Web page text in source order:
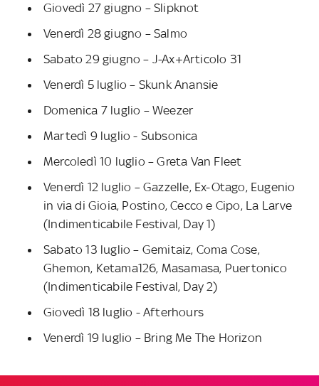
Giovedì 27 giugno – Slipknot
Venerdì 28 giugno – Salmo
Sabato 29 giugno – J-Ax+Articolo 31
Venerdì 5 luglio – Skunk Anansie
Domenica 7 luglio – Weezer
Martedì 9 luglio - Subsonica
Mercoledì 10 luglio – Greta Van Fleet
Venerdì 12 luglio – Gazzelle, Ex-Otago, Eugenio
in via di Gioia, Postino, Cecco e Cipo, La Larve
(Indimenticabile Festival, Day 1)
Sabato 13 luglio – Gemitaiz, Coma Cose,
Ghemon, Ketama126, Masamasa, Puertonico
(Indimenticabile Festival, Day 2)
Giovedì 18 luglio - Afterhours
Venerdì 19 luglio – Bring Me The Horizon